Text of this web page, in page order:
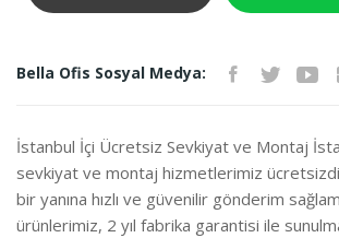
Bella Ofis Sosyal Medya:
İstanbul İçi Ücretsiz Sevkiyat ve Montaj
sevkiyat ve montaj hizmetlerimiz
bir yanına hızlı ve güvenilir gönderim
ürünlerimiz, 2 yıl fabrika garantisi ile